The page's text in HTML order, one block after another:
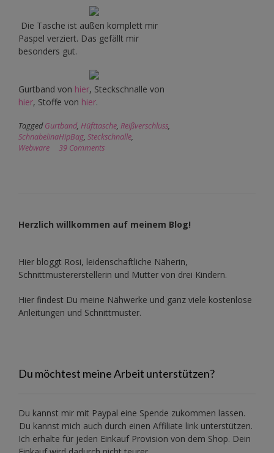
Die Tasche ist außen komplett mir
Paspel verziert. Das gefällt mir
besonders gut.
Gurtband von hier, Steckschnalle von
hier, Stoffe von hier.
TaggedGurtband, Hüfttasche, Reißverschluss,
SchnabelinaHipBag, Steckschnalle,
Webware
39 Comments
Herzlich willkommen auf meinem Blog!
Hier bloggt Rosi, leidenschaftliche Näherin,
Schnittmustererstellerin und Mutter von drei Kindern.
Hier findest Du meine Nähwerke und ganz viele kostenlose
Anleitungen und Schnittmuster.
Du möchtest meine Arbeit unterstützen?
Du kannst mir mit Paypal eine Spende zukommen lassen.
Du kannst mich auch durch einen Affiliate link unterstützen.
Ich erhalte für jeden Einkauf Provision von dem Shop. Dein